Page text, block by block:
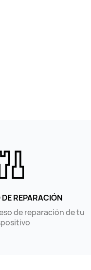
REPARACIÓN
de reparación de tu